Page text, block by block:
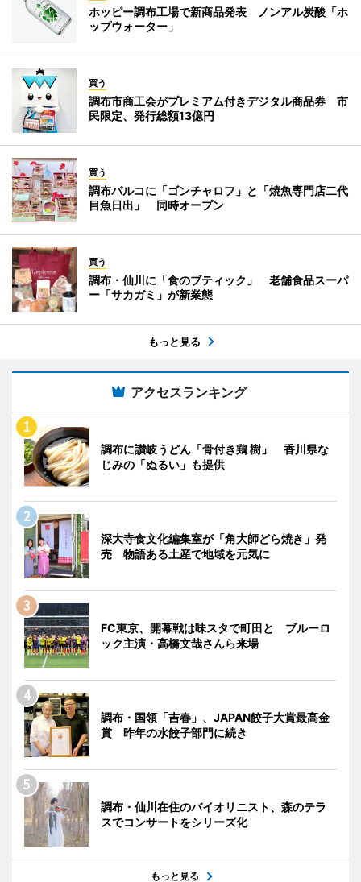
ホッピー調布工場で新商品発表 ノンアル炭酸「ホ
ップウォーター」
買う
調布市商工会がプレミアム付きデジタル商品券 市
民限定、発行総額13億円
買う
調布パルコに「ゴンチャロフ」と「焼魚専門店二代
目魚日出」 同時オープン
買う
調布・仙川に「食のブティック」 老舗食品スーパ
ー「サカガミ」が新業態
もっと見る
アクセスランキング
調布に讃岐うどん「骨付き鶏 樹」 香川県な
じみの「ぬるい」も提供
深大寺食文化編集室が「角大師どら焼き」発
売 物語ある土産で地域を元気に
FC東京、開幕戦は味スタで町田と ブルーロ
ック主演・高橋文哉さんら来場
調布・国領「吉春」、JAPAN餃子大賞最高金
賞 昨年の水餃子部門に続き
調布・仙川在住のバイオリニスト、森のテラ
スでコンサートをシリーズ化
もっと見る